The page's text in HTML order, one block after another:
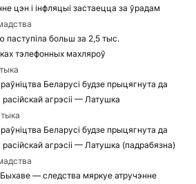
цэн і інфляцыі застаецца за ўрадам
паступіла больш за 2,5 тыс.
тэлефонных махляроў
Беларусі будзе прыцягнута да
агрэсіі — Латушка
Беларусі будзе прыцягнута да
расійскай агрэсіі — Латушка (падрабязна)
— следства мяркуе атручэнне